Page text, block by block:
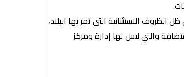
الاستثنائية التي تمر بها البلاد،
والتي ليس لها إدارة ومركز